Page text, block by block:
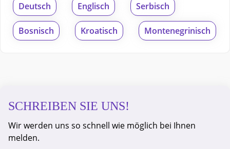
Deutsch Englisch Serbisch
Bosnisch Kroatisch Montenegrinisch
SCHREIBEN SIE UNS!
Wir werden uns so schnell wie möglich bei Ihnen
melden.